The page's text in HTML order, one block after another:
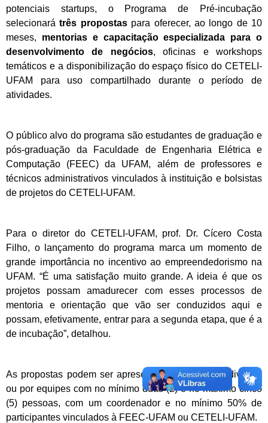
potenciais startups, o Programa de Pré-incubação
selecionarátrês propostaspara oferecer, ao longo de 10
meses, mentorias e capacitação especializada para o
desenvolvimento de negócios, oficinas e workshops
temáticos e a disponibilização do espaço físico do CETELI-
UFAM para uso compartilhado durante o período de
atividades.
O público alvo do programa são estudantes de graduação e
pós-graduação da Faculdade de Engenharia Elétrica e
Computação (FEEC) da UFAM, além de professores e
técnicos administrativos vinculados à instituição e bolsistas
de projetos do CETELI-UFAM.
Para o diretor do CETELI-UFAM, prof. Dr. Cícero Costa
Filho, o lançamento do programa marca um momento de
grande importância no incentivo ao empreendedorismo na
UFAM. “É uma satisfação muito grande. A ideia é que os
projetos possam amadurecer com esses processos de
mentoria e orientação que vão ser conduzidos aqui e
possam, efetivamente, entrar para a segunda etapa, que é a
de incubação”, detalhou.
As propostas podem ser apresentadas de forma individual
ou por equipes com no mínimo duas (2) e no máximo cinco
(5) pessoas, com um coordenador e no mínimo 50% de
participantes vinculados à FEEC-UFAM ou CETELI-UFAM.